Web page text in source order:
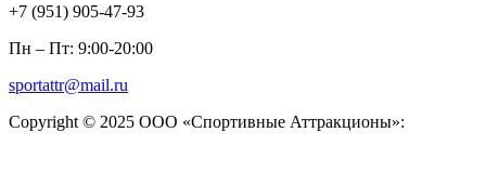
+7 (951) 905-47-93
Пн – Пт: 9:00-20:00
sportattr@mail.ru
Copyright © 2025 ООО «Спортивные Аттракционы»: